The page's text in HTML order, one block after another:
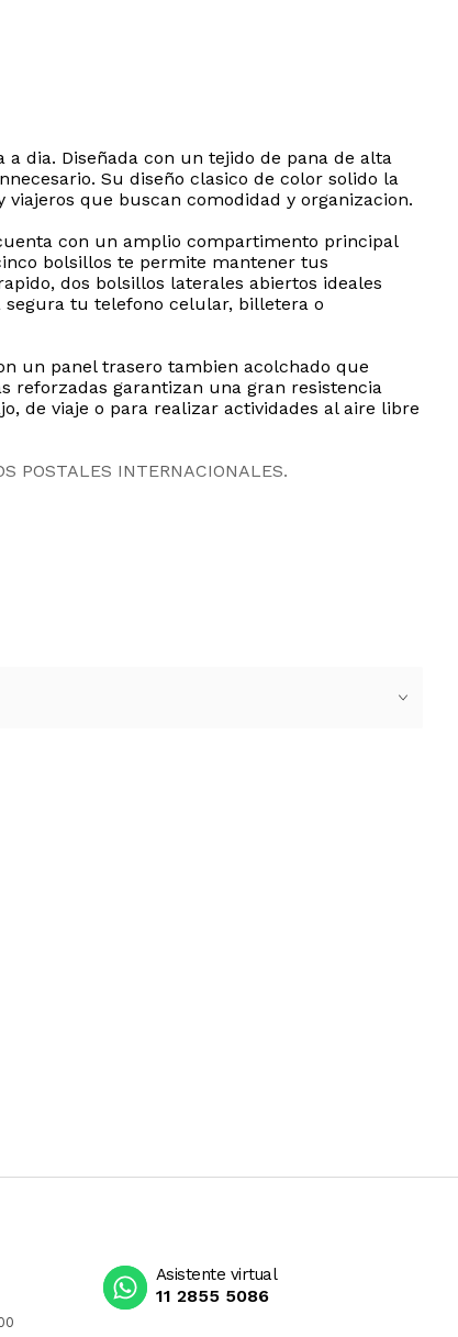
dia. Diseñada con un tejido de pana de alta
Su diseño clasico de color solido la
que buscan comodidad y organizacion.
con un amplio compartimento principal
bolsillos te permite mantener tus
dos bolsillos laterales abiertos ideales
tu telefono celular, billetera o
un panel trasero tambien acolchado que
reforzadas garantizan una gran resistencia
de viaje o para realizar actividades al aire libre
POSTALES INTERNACIONALES.
Asistente virtual
11 2855 5086